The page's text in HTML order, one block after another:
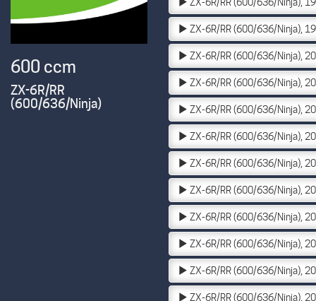
600 ccm
ZX-6R/RR
(600/636/Ninja)
ZX-6R/RR (600/636/Ninja),
ZX-6R/RR (600/636/Ninja),
ZX-6R/RR (600/636/Ninja),
ZX-6R/RR (600/636/Ninja),
ZX-6R/RR (600/636/Ninja),
ZX-6R/RR (600/636/Ninja),
ZX-6R/RR (600/636/Ninja),
ZX-6R/RR (600/636/Ninja),
ZX-6R/RR (600/636/Ninja),
ZX-6R/RR (600/636/Ninja),
ZX-6R/RR (600/636/Ninja),